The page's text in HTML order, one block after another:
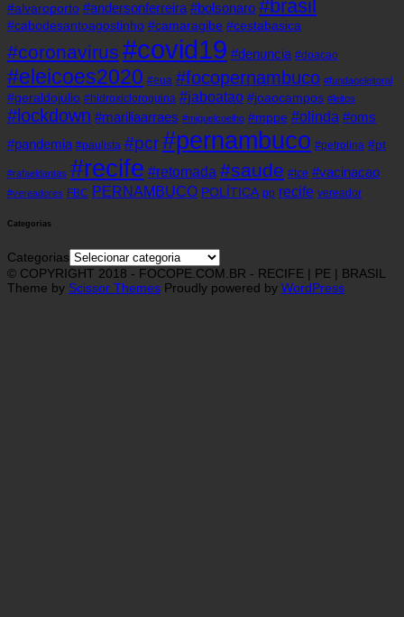
#alvaroporto #andersonferreira #bolsonaro #brasil
#cabodesantoagostinho #camaragibe #cestabasica
#coronavirus #covid19 #denuncia #doacao
#eleicoes2020 #eua #focopernambuco #fundaoeleitoral
#geraldojulio #hidroxicloroquina #jaboatao #joaocampos #leitos
#lockdown #mariliaarraes #miguelcoelho #mppe #olinda #oms
#pandemia #paulista #pcr#pernambuco #petrolina #pt
#rafaeldantas #recife #retomada #saude #tce #vacinacao
#vereadores FBC PERNAMBUCO POLÍTICA pp recife vereador
Categorias
Categorias
© COPYRIGHT 2018 - FOCOPE.COM.BR - RECIFE | PE | BRASIL
Theme by Scissor Themes Proudly powered by WordPress